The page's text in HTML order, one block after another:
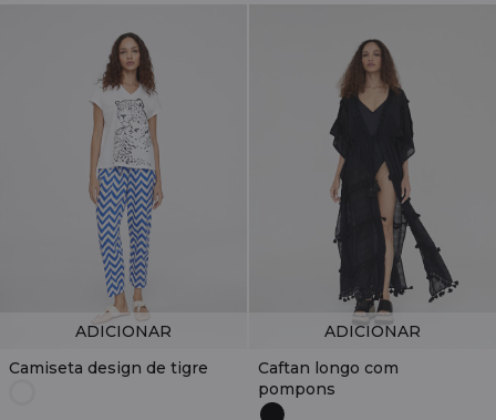
Camiseta design de tigre
ADICIONAR
Caftan longo com
pompons
ADICIONAR